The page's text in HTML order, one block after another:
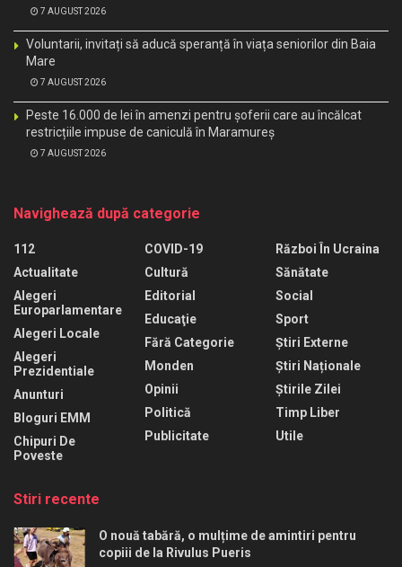
7 AUGUST 2026
Voluntarii, invitați să aducă speranță în viața seniorilor din Baia
Mare
7 AUGUST 2026
Peste 16.000 de lei în amenzi pentru șoferii care au încălcat
restricțiile impuse de caniculă în Maramureș
7 AUGUST 2026
Navighează după categorie
112
Actualitate
Alegeri
Europarlamentare
Alegeri Locale
Alegeri
Prezidentiale
Anunturi
Bloguri EMM
Chipuri De
Poveste
COVID-19
Cultură
Editorial
Educaţie
Fără Categorie
Monden
Opinii
Politică
Publicitate
Război În Ucraina
Sănătate
Social
Sport
Știri Externe
Știri Naționale
Știrile Zilei
Timp Liber
Utile
Stiri recente
O nouă tabără, o mulțime de amintiri pentru
copiii de la Rivulus Pueris